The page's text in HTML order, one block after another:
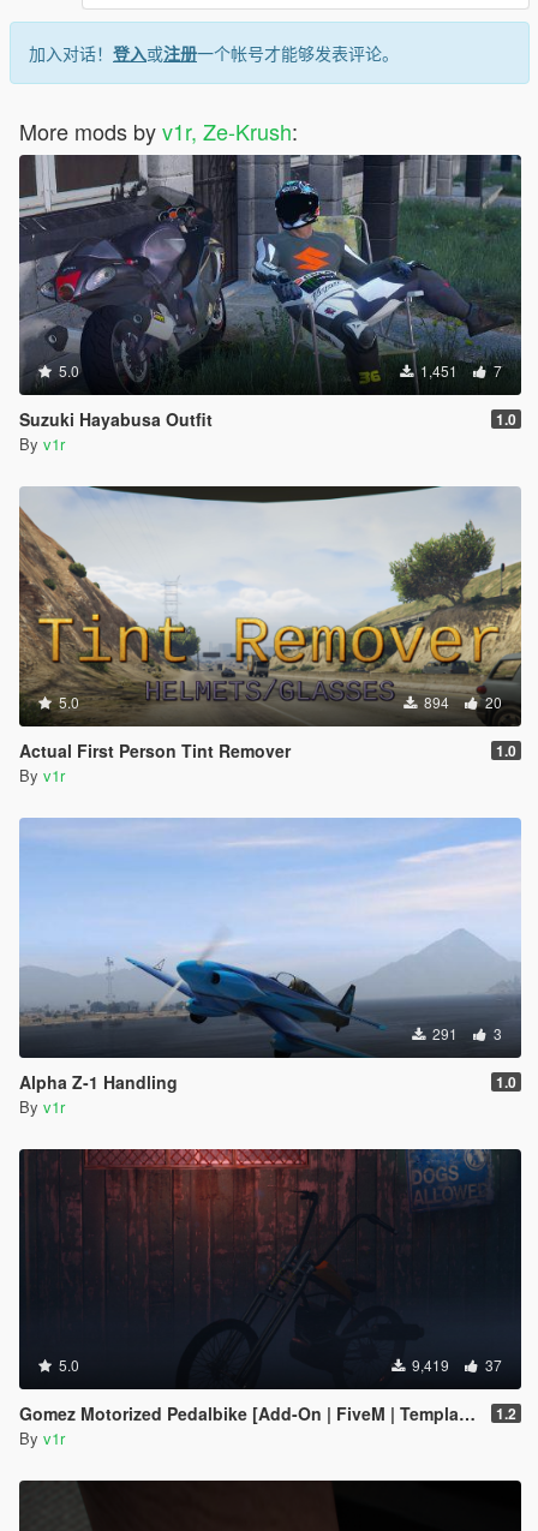
加入对话！ 登入或注册一个帐号才能够发表评论。
More mods byv1r, Ze-Krush:
5.0 1,451 7
Suzuki Hayabusa Outfit 1.0
By v1r
5.0 894 20
Actual First Person Tint Remover 1.0
By v1r
291 3
Alpha Z-1 Handling 1.0
By v1r
5.0 9,419 37
Gomez Motorized Pedalbike [Add-On | FiveM | Template] 1.2
By v1r